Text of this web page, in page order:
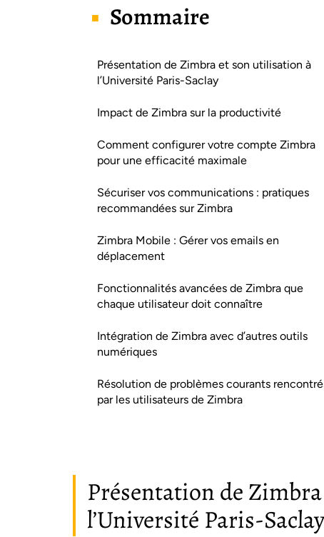
Sommaire
Présentation de Zimbra et son utilisation à
l’Université Paris-Saclay
Impact de Zimbra sur la productivité
Comment configurer votre compte Zimbra
pour une efficacité maximale
Sécuriser vos communications : pratiques
recommandées sur Zimbra
Zimbra Mobile : Gérer vos emails en
déplacement
Fonctionnalités avancées de Zimbra que
chaque utilisateur doit connaître
Intégration de Zimbra avec d’autres outils
numériques
Résolution de problèmes courants
par les utilisateurs de Zimbra
Présentation de
l’Université Paris-Saclay